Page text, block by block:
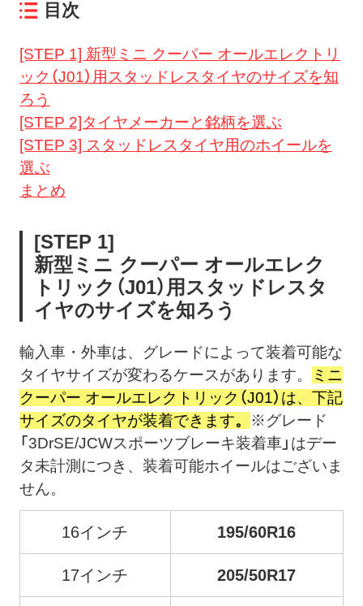
目次
[STEP 1] 新型ミニ クーパー オールエレクトリ
ック（J01）用スタッドレスタイヤのサイズを知
ろう
[STEP 2]タイヤメーカーと銘柄を選ぶ
[STEP 3] スタッドレスタイヤ用のホイールを
選ぶ
まとめ
[STEP 1]
新型ミニ クーパー オールエレク
トリック （J01）用スタッドレスタ
イヤのサイズを知ろう
輸入車・外車は、グレードによって装着可能な
タイヤサイズが変わるケースがあります。
ミニ
クーパー オールエレクトリック（J01）は、下記
サイズのタイヤが装着できます。
※グレード
「3DrSE/JCWスポーツブレーキ装着車」はデー
タ未計測につき、装着可能ホイールはございま
せん。
16インチ 195/60R16
17インチ 205/50R17